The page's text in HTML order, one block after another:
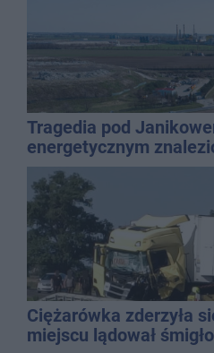
Tragedia pod
energetycznym
mężczyzny
Ciężarówka zderzyła
miejscu lądował